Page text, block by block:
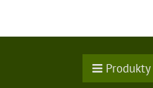
Produkty